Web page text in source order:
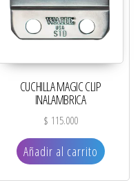
CUCHILLA MAGIC CLIP
INALAMBRICA
$ 115.000
Añadir al carrito